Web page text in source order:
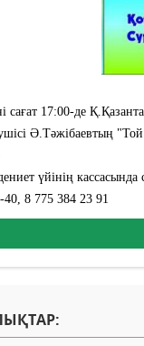
сағат 17:00-де
Ə.Тəжібаевтың
үйінің кассасында
8 775 384 23 91